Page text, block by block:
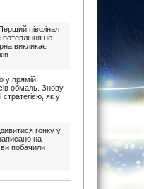
півфінал
не
викликає
у прямій
обмаль. Знову
стратегією, як у
гонку у
на
побачили
ці поля. В